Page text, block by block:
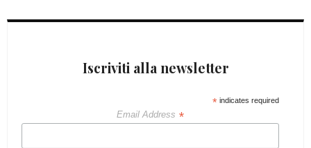
Iscriviti alla newsletter
*indicates required
Email Address *